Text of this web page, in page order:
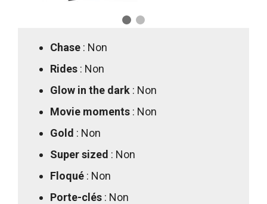
Chase : Non
Rides : Non
Glow in the dark : Non
Movie moments : Non
Gold : Non
Super sized : Non
Floqué : Non
Porte-clés : Non